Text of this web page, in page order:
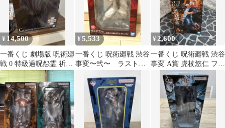
¥ 14,500
一番くじ 劇場版 呪術廻
戦 0 特級過呪怨霊 祈本
里香 フィギュア C賞
¥5,533
一番くじ 呪術廻戦 渋谷
事変〜弐〜 ラストワ
ア 新品未開封
¥ 2,600
一番くじ 呪術廻戦 渋谷
事変 A賞 虎杖悠仁 フィ
ギュア